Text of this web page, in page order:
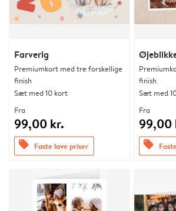
Farverig
Premiumkort med tre forskellige
finish
Sæt med 10 kort
Fra
99,00 kr.
offers Faste lave priser
finish
Sæt med
Fra
99,00
offers